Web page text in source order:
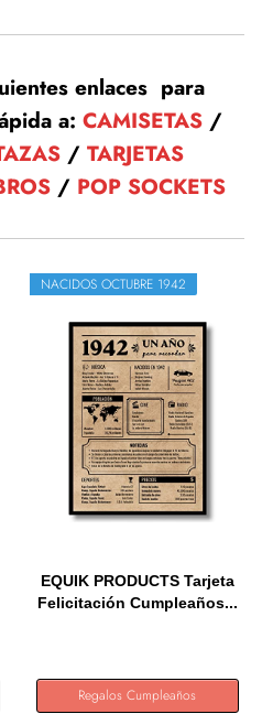
enlaces para
a: CAMISETAS/
/ TARJETAS
/ POP SOCKETS
NACIDOS OCTUBRE 1942
EQUIK PRODUCTS Tarjeta
Felicitación Cumpleaños...
Regalos Cumpleaños